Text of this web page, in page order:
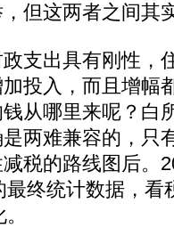
但这两者之间其
出具有刚性，
投入，而且增幅
从哪里来呢？白
两难兼容的，只
税的路线图后。
最终统计数据，看